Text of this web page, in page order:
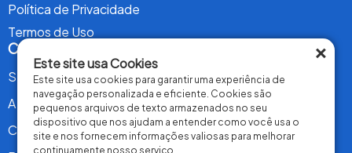
Política de Privacidade
Termos de Uso
Conteúdo
Serviços
A Mandaê
Contrate Agora
×
Este site usa Cookies
Este site usa cookies para garantir uma experiência de
navegação personalizada e eficiente. Cookies são
pequenos arquivos de texto armazenados no seu
dispositivo que nos ajudam a entender como você usa o
site e nos fornecem informações valiosas para melhorar
continuamente nosso serviço.